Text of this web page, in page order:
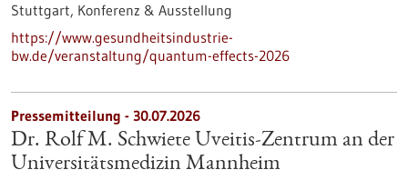
Stuttgart, Konferenz & Ausstellung
https://www.gesundheitsindustrie-
bw.de/veranstaltung/quantum-effects-2026
Pressemitteilung - 30.07.2026
Dr. Rolf M. Schwiete Uveitis-Zentrum an der
Universitätsmedizin Mannheim